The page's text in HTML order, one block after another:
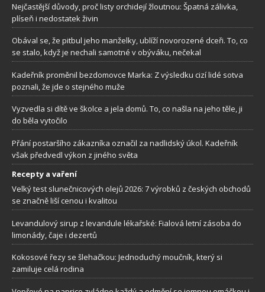
Nejčastější důvody, proč listy orchidejí žloutnou: Špatná zálivka,
plíseň i nedostatek živin
Obával se, že pitbul jeho manželky, ublíží novorozené dceři. To, co
se stalo, když je nechali samotné v obýváku, nečekal
Kadeřník proměnil bezdomovce Marka: Z výsledku cizí lidé sotva
poznali, že jde o stejného muže
Vyzvedla si dítě ve školce a jela domů. To, co našla na jeho těle, ji
do běla vytočilo
Přání postaršího zákazníka označil za nadlidský úkol. Kadeřník
však předvedl výkon z jiného světa
Recepty a vaření
Velký test slunečnicových olejů 2026: 7 výrobků z českých obchodů
se značně liší cenou i kvalitou
Levandulový sirup z levandule lékařské: Fialová letní zásoba do
limonády, čaje i dezertů
Kokosové řezy se šlehačkou: Jednoduchý moučník, který si
zamiluje celá rodina